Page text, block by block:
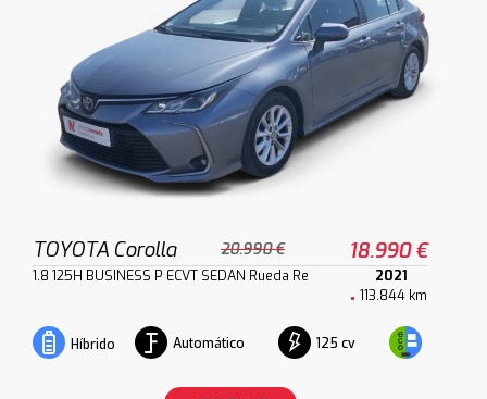
TOYOTA Corolla 20.990 € 18.990 €
1.8 125H BUSINESS P ECVT SEDAN Rueda Re
2021
113.844 km
Híbrido Automático 125 cv